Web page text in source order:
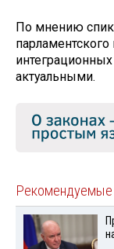
По мнению
актуальными.
Рекомендуемые